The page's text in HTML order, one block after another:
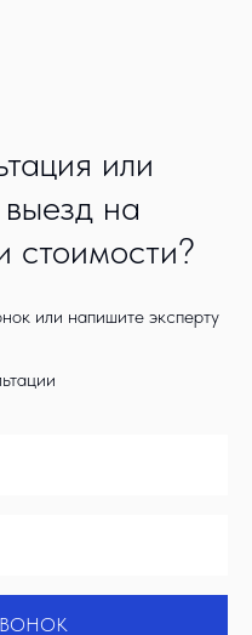
или
на
стоимости?
или напишите эксперту